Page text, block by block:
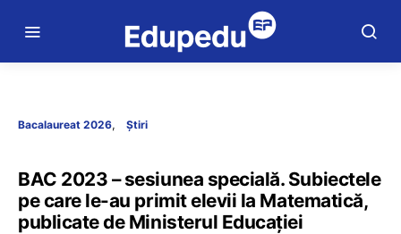
Bacalaureat 2026 Știri
BAC 2023 – sesiunea specială. Subiectele
pe care le-au primit elevii la Matematică,
publicate de Ministerul Educației